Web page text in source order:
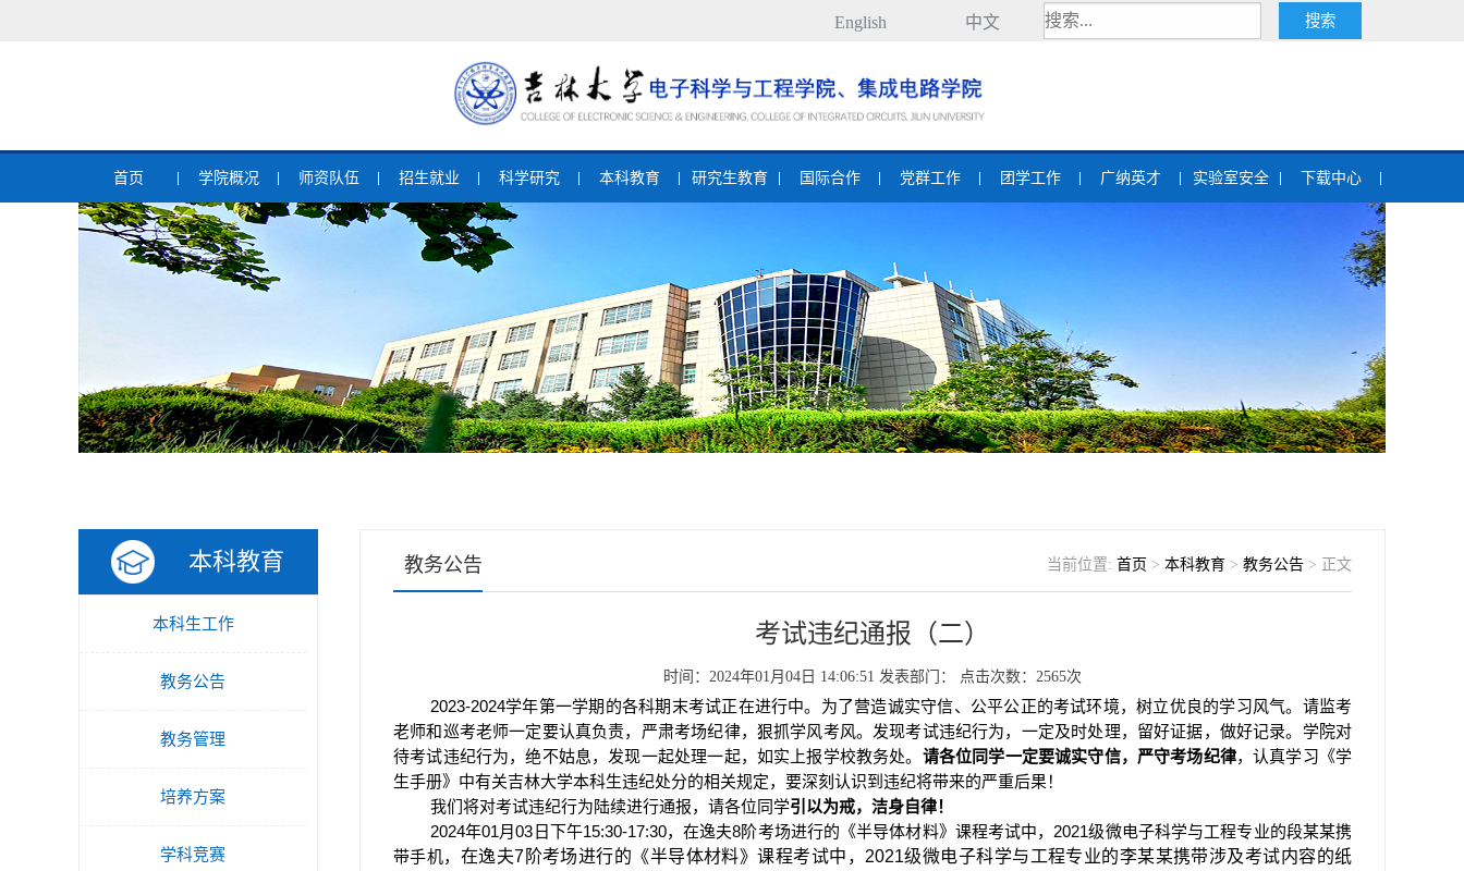
English 中文
首页 学院概况 师资队伍 招生就业 科学研究 本科教育 研究生教育 国际合作 党群工作 团学工作 广纳英才 实验室安全 下载中心
本科教育
本科生工作
教务公告
教务管理
培养方案
学科竞赛
教务公告 当前位置: 首页 > 本科教育 > 教务公告 > 正文
考试违纪通报（二）
时间：2024年01月04日 14:06:51 发表部门： 点击次数： 2565次
2023-2024学年第一学期的各科期末考试正在进行中。为了营造诚实守信、公平公正的考试环境，树立优良的学习风气。请监考
老师和巡考老师一定要认真负责，严肃考场纪律，狠抓学风考风。发现考试违纪行为，一定及时处理，留好证据，做好记录。学院对
待考试违纪行为，绝不姑息，发现一起处理一起，如实上报学校教务处。 请各位同学一定要诚实守信，严守考场纪律，认真学习《学
生手册》中有关吉林大学本科生违纪处分的相关规定，要深刻认识到违纪将带来的严重后果！
我们将对考试违纪行为陆续进行通报，请各位同学引以为戒，洁身自律！
2024年01月03日下午15:30-17:30，在逸夫8阶考场进行的《半导体材料》课程考试中， 2021级微电子科学与工程专业的段某某携
带手机， 在逸夫7阶考场进行的《半导体材料》课程考试中， 2021级微电子科学与工程专业的李某某携带涉及考试内容的纸